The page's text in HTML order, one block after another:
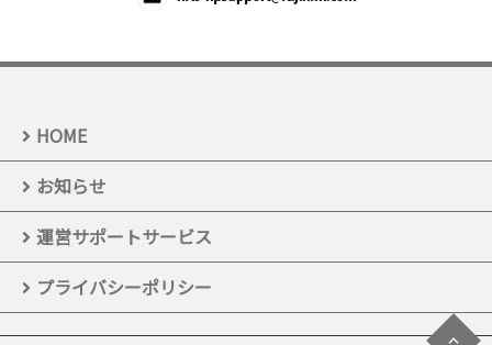
HOME
お知らせ
運営サポートサービス
プライバシーポリシー